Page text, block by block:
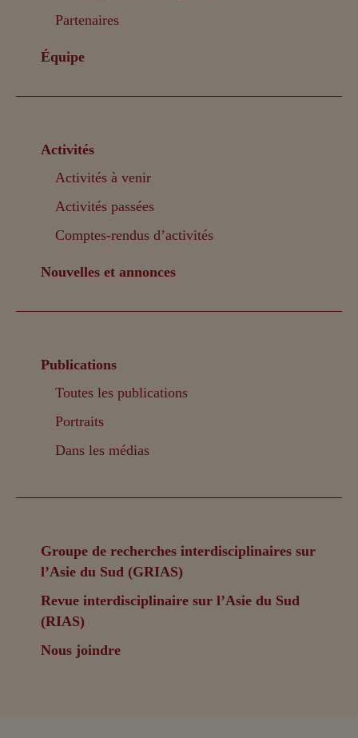
Partenaires
Équipe
Activités
Activités à venir
Activités passées
Comptes-rendus d’activités
Nouvelles et annonces
Publications
Toutes les publications
Portraits
Dans les médias
Groupe de recherches interdisciplinaires sur
l’Asie du Sud (GRIAS)
Revue interdisciplinaire sur l’Asie du Sud
(RIAS)
Nous joindre